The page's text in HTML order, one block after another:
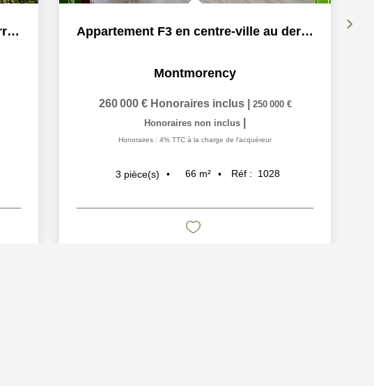
Appartement F4 Centre-ville avec terrasse Appartement F3 en centre-ville au dernier étage avec...
Montmorency
260 000 € Honoraires inclus
250 000 €
Honoraires non inclus
Honoraires : 4% TTC à la charge de l'acquéreur
3 pièce(s) 66 m² Réf : 1028